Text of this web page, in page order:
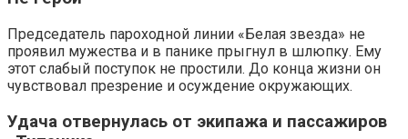
Председатель пароходной линии «Белая звезда» не
проявил мужества и в панике прыгнул в шлюпку. Ему
этот слабый поступок не простили. До конца жизни он
чувствовал презрение и осуждение окружающих.
Удача отвернулась от экипажа и пассажиров